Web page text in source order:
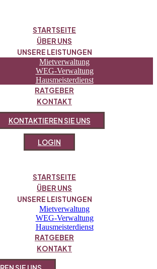
STARTSEITE
ÜBER UNS
UNSERE LEISTUNGEN
Mietverwaltung
WEG-Verwaltung
Hausmeisterdienst
RATGEBER
KONTAKT
KONTAKTIERENSIE UNS
LOGIN
STARTSEITE
ÜBER UNS
UNSERE LEISTUNGEN
Mietverwaltung
WEG-Verwaltung
Hausmeisterdienst
RATGEBER
KONTAKT